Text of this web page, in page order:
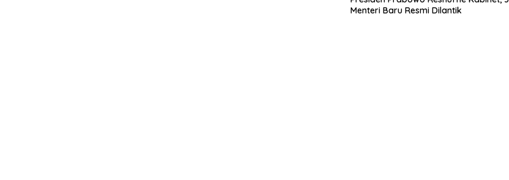
Menteri Baru Resmi Dilantik